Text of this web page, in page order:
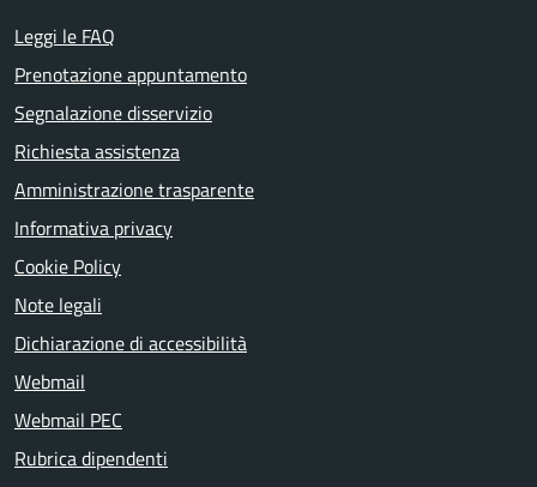
Leggi le FAQ
Prenotazione appuntamento
Segnalazione disservizio
Richiesta assistenza
Amministrazione trasparente
Informativa privacy
Cookie Policy
Note legali
Dichiarazione di accessibilità
Webmail
Webmail PEC
Rubrica dipendenti